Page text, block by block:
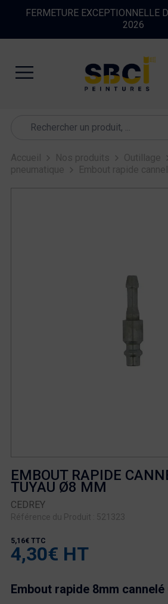
FERMETURE EXCEPTIONNELLE
2026
Accueil Nos produits Outillage
pneumatique
Embout rapide
EMBOUT RAPIDE
TUYAU Ø8 MM
CEDREY
Référence du Produit : 521323
4,30€ HT
5,16€ TTC
Embout rapide 8mm cannelé